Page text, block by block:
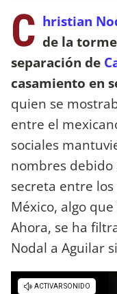
C hristian
de la
separación de
casamiento en
quien se
entre el
sociales
nombres debido
secreta entre
México, algo
Ahora, se ha
Nodal a Aguilar